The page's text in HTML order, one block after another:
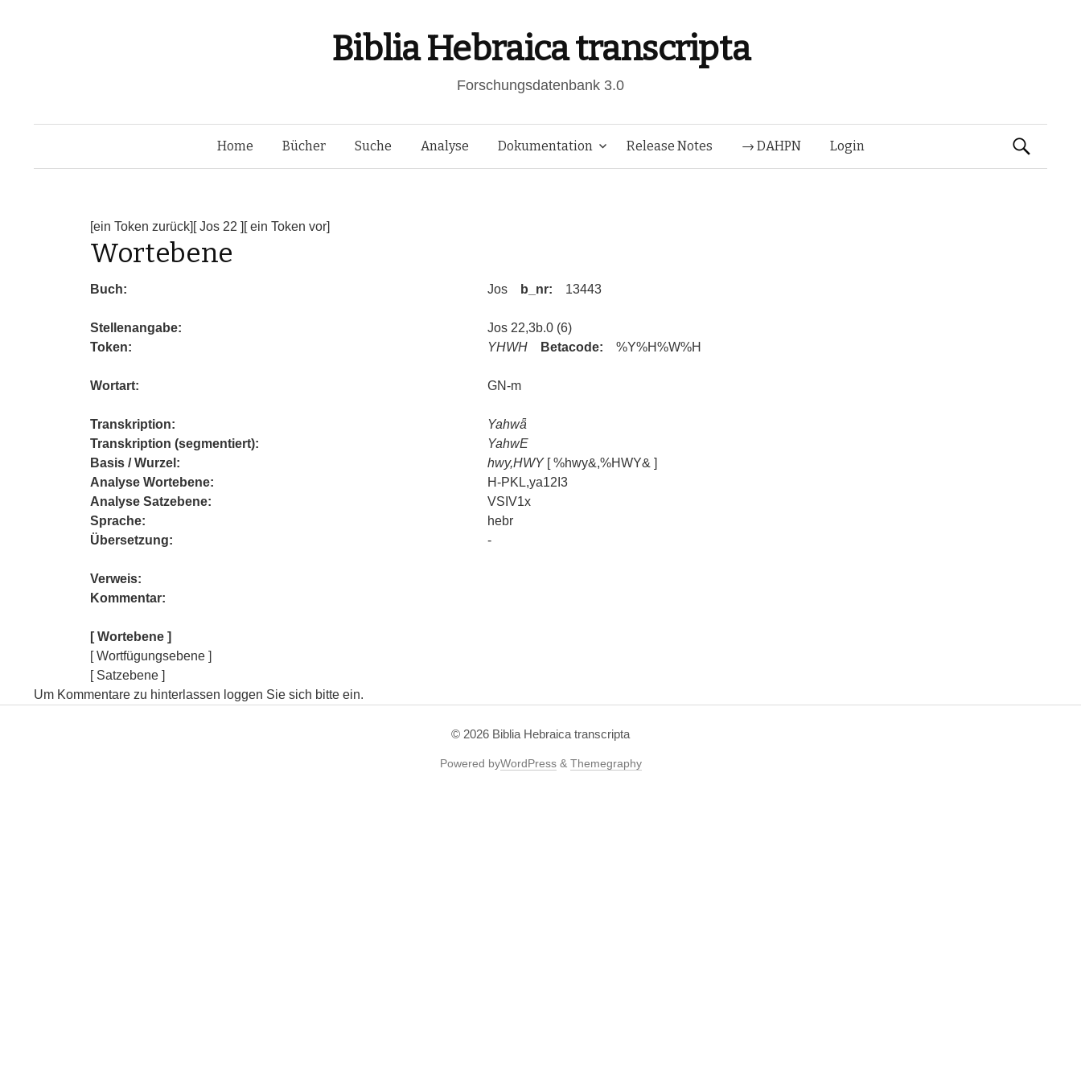
Biblia Hebraica transcripta
Forschungsdatenbank 3.0
Springe
Home Bücher Suche Analyse Dokumentation Release Notes → DAHPN Login Suchen
[ein Token zurück] [ Jos 22 ] [ ein Token vor]
Wortebene
Buch: Jos b_nr: 13443
Stellenangabe:
Jos 22,3b.0 (6)
Token:
YHWH Betacode: %Y%H%W%H
Wortart: GN-m
Transkription:
Yahwǟ
Transkription (segmentiert):
YahwE
Basis / Wurzel:
hwy,HWY [ %hwy&,%HWY& ]
Analyse Wortebene:
H-PKL,ya12I3
Analyse Satzebene:
VSIV1x
Sprache:
hebr
Übersetzung:
-
Verweis:
Kommentar:
[ Wortebene ]
[ Wortfügungsebene ]
[ Satzebene ]
Um Kommentare zu hinterlassen loggen Sie sich bitte ein.
© 2026 Biblia Hebraica transcripta
Powered byWordPress& Themegraphy